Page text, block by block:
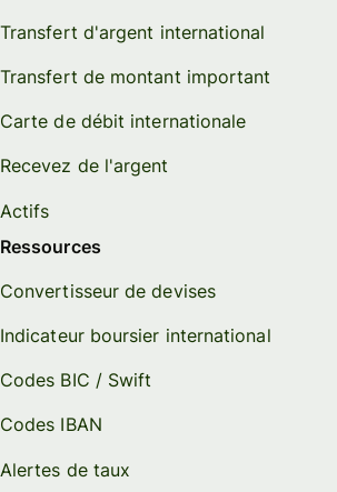
Transfert d'argent international
Transfert de montant important
Carte de débit internationale
Recevez de l'argent
Actifs
Ressources
Convertisseur de devises
Indicateur boursier international
Codes BIC / Swift
Codes IBAN
Alertes de taux